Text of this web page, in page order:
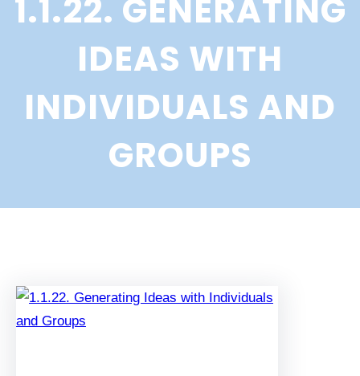
c
h
1.1.22. GENERATING
IDEAS WITH
INDIVIDUALS AND
GROUPS